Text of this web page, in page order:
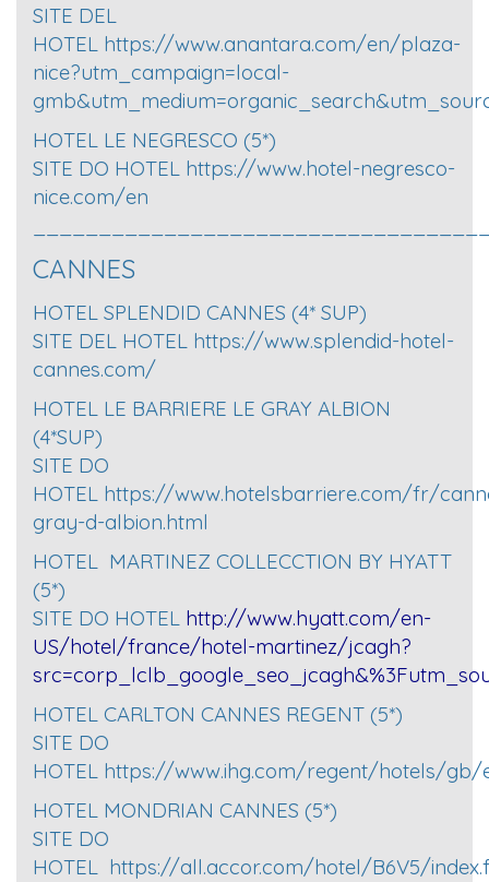
SITE DEL
HOTEL https://www.anantara.com/en/plaza-
nice?utm_campaign=local-
HOTEL LE NEGRESCO (5*)
SITE DO HOTEL https://www.hotel-negresco-
nice.com/en
CANNES
HOTEL SPLENDID CANNES (4* SUP)
SITE DEL HOTEL https://www.splendid-hotel-
cannes.com/
HOTEL LE BARRIERE LE GRAY ALBION
(4*SUP)
SITE DO
HOTEL https://www.hotelsbarriere.com/fr/
gray-d-albion.html
HOTEL MARTINEZ COLLECCTION BY HYATT
(5*)
SITE DO HOTEL http://www.hyatt.com/en-
US/hotel/france/hotel-martinez/jcagh?
HOTEL CARLTON CANNES REGENT (5*)
SITE DO
HOTEL https://www.ihg.com/regent/hotels/
HOTEL MONDRIAN CANNES (5*)
SITE DO
HOTEL https://all.accor.com/hotel/B6V5/